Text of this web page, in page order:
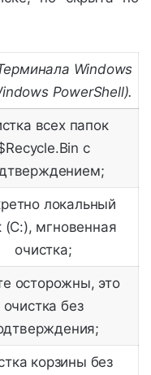
Windows
PowerShell).
всех папок
с
локальный
(С:), мгновенная
очистка;
осторожны, это
очистка без
корзины без